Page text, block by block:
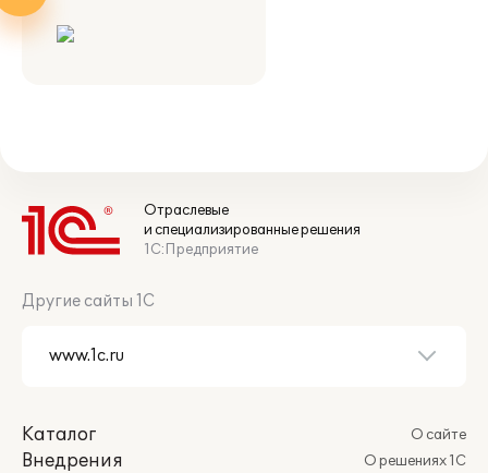
Отраслевые
и специализированные решения
1С:Предприятие
Другие сайты 1С
Каталог
Внедрения
О сайте
О решениях 1С